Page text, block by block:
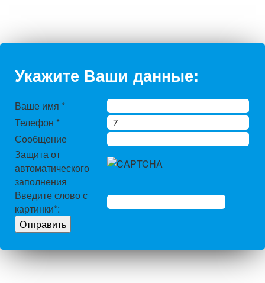
Укажите Ваши данные:
Ваше имя *
Телефон *
Сообщение
Защита от
автоматического
заполнения
Введите слово с
картинки*: